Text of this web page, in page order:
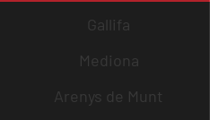
Gallifa
Mediona
Arenys de Munt